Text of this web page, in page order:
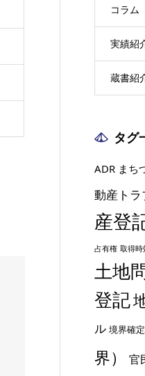
コラム
実績紹
蔵書紹
タグ
ADR まち
動産トラ
産登
占有権 取得時
土地
登記
ル 境界確
界）
官